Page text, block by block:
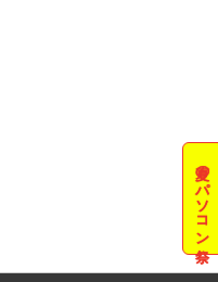
夏のパソコン祭